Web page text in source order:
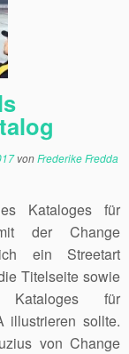
vonFrederike Fredda
Kataloges für
mit der Change
ein Streetart
Titelseite sowie
Kataloges für
illustrieren sollte.
von Change